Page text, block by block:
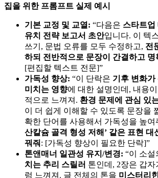
집을 위한 프롬프트 실제 예시
기본 교정 및 교열: “다음은 스타트업
유치 전략 보고서 초안입니다. 이 텍
쓰기, 문법 오류를 모두 수정하고, 전
하되 전반적으로 문장이 간결하고 명
[편집할 텍스트 전문]”
가독성 향상: “이 단락은 기후 변화가
미치는 영향에 대한 설명인데, 내용
적으로 느껴져. 환경 문제에 관심 있
이 더 쉽게 이해할 수 있도록 문장을
확한 단어를 사용해서 가독성을 높여
산칼슘 골격 형성 저해’ 같은 표현 대
꿔줘 : [가독성 향상이 필요한 단락]”
톤앤매너 일관성 유지/변경: “이 소설
치는 추리 스릴러 톤인데, 2장은 갑자
럼 느껴져. 글 전체의 톤을 미스터리